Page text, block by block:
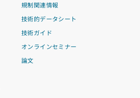
規制関連情報
技術的データシート
技術ガイド
オンラインセミナー
論文